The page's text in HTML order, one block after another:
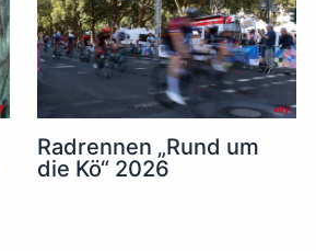
Radrennen „Rund um
die Kö“ 2026